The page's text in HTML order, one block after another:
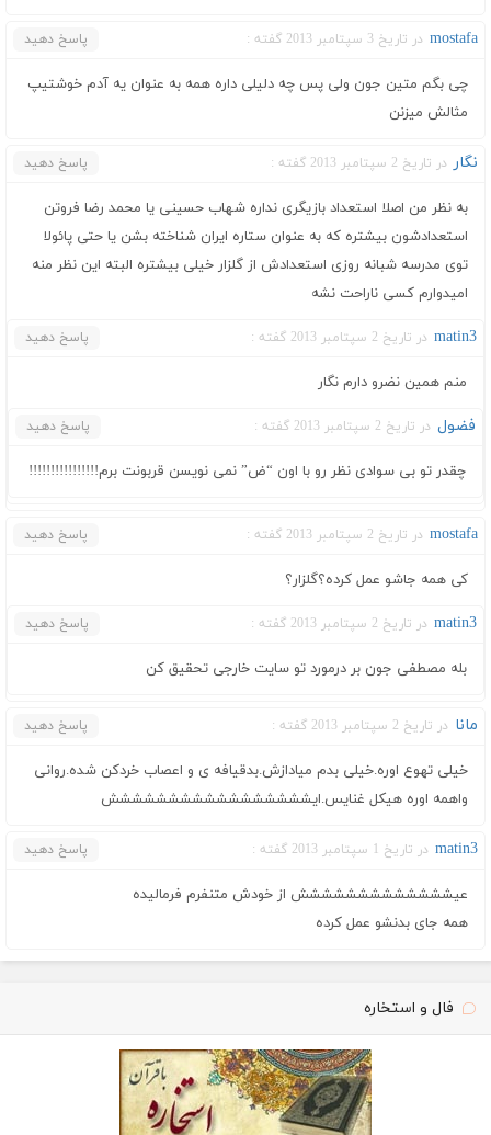
mostafa در تاریخ 3 سپتامبر 2013 گفته : پاسخ دهید
چی بگم متین جون ولی پس چه دلیلی داره همه به عنوان یه آدم خوشتیپ
مثالش میزنن
نگار در تاریخ 2 سپتامبر 2013 گفته : پاسخ دهید
به نظر من اصلا استعداد بازیگری نداره شهاب حسینی یا محمد رضا فروتن
استعدادشون بیشتره که به عنوان ستاره ایران شناخته بشن یا حتی پائولا
توی مدرسه شبانه روزی استعدادش از گلزار خیلی بیشتره البته این نظر منه
امیدوارم کسی ناراحت نشه
matin3 در تاریخ 2 سپتامبر 2013 گفته : پاسخ دهید
منم همین نضرو دارم نگار
فضول در تاریخ 2 سپتامبر 2013 گفته : پاسخ دهید
چقدر تو بی سوادی نظر رو با اون “ض” نمی نویسن قربونت برم!!!!!!!!!!!!!!!!
mostafa در تاریخ 2 سپتامبر 2013 گفته : پاسخ دهید
کی همه جاشو عمل کرده؟گلزار؟
matin3 در تاریخ 2 سپتامبر 2013 گفته : پاسخ دهید
بله مصطفی جون بر درمورد تو سایت خارجی تحقیق کن
مانا در تاریخ 2 سپتامبر 2013 گفته : پاسخ دهید
خیلی تهوع اوره.خیلی بدم میادازش.بدقیافه ی و اعصاب خردکن شده.روانی
واهمه اوره هیکل غنایس.ایششششششششششششششششش
matin3 در تاریخ 1 سپتامبر 2013 گفته : پاسخ دهید
عیششششششششششششش از خودش متنفرم فرمالیده
همه جای بدنشو عمل کرده
فال و استخاره